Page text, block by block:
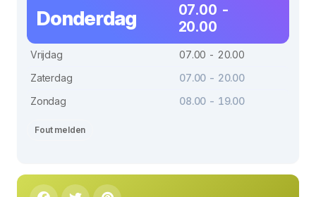
Donderdag
07.00 -
20.00
Vrijdag
07.00 - 20.00
Zaterdag
07.00 - 20.00
Zondag
08.00 - 19.00
Fout melden